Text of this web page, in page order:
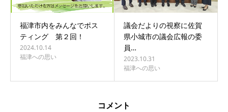
福津市内をみんなでポス
ティング 第２回！
2024.10.14
福津への思い
議会だよりの視察に佐賀
県小城市の議会広報の委
員…
2023.10.31
福津への思い
コメント